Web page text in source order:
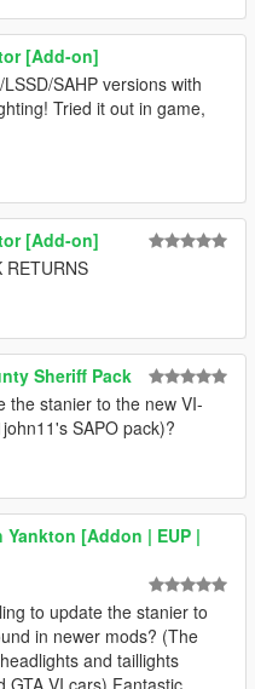
[Add-on]
SAHP versions with
Tried it out in game,
[Add-on]
RETURNS
Sheriff Pack
the stanier to the new VI-
SAPO pack)?
Yankton [Addon | EUP |
to update the stanier to
in newer mods? (The
and taillights
GTA VI cars) Fantastic